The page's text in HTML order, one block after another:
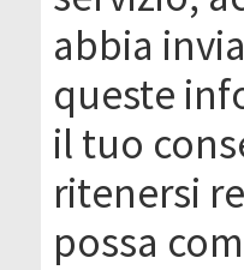
abbia
queste
il tuo
ritenersi
possa